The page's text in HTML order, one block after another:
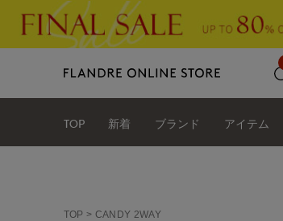
TOP 新着 ブランド アイテム
TOP CANDY 2WAY